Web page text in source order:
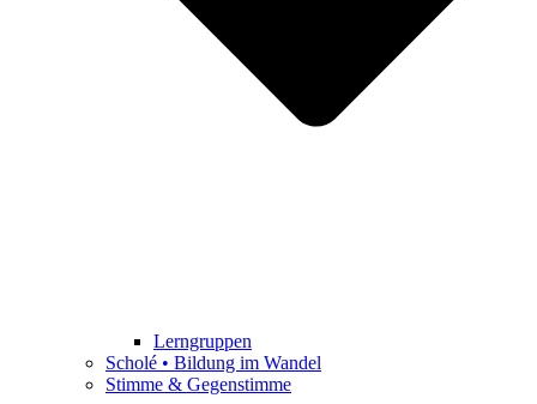
Lerngruppen
Scholé • Bildung im Wandel
Stimme & Gegenstimme